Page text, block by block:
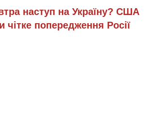
наступ на Україну? США
чітке попередження Росії